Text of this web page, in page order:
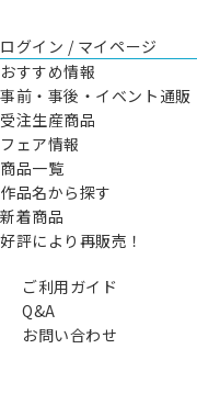
ログイン / マイページ
おすすめ情報
事前・事後・イベント通販
受注生産商品
フェア情報
商品一覧
作品名から探す
新着商品
好評により再販売！
ご利用ガイド
Q&A
お問い合わせ